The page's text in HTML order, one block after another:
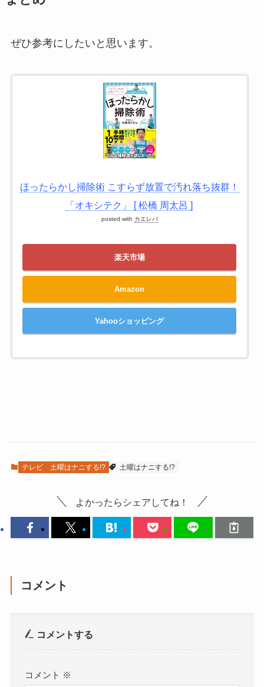
ぜひ参考にしたいと思います。
ほったらかし掃除術 こすらず放置で汚れ落ち抜群！
「オキシテク」 [ 松橋 周太呂 ]
posted with カエレバ
楽天市場
Amazon
Yahooショッピング
テレビ 土曜はナニする!? 土曜はナニする!?
よかったらシェアしてね！
コメント
コメントする
コメント ※